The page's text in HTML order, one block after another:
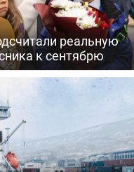
реальную
к сентябрю